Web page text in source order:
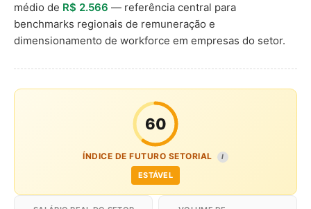
médio de R$ 2.566 — referência central para
benchmarks regionais de remuneração e
dimensionamento de workforce em empresas do setor.
60
ÍNDICE DE FUTURO SETORIAL I
ESTÁVEL